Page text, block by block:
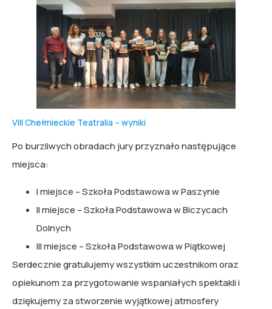
VIII Chełmieckie Teatralia – wyniki
Po burzliwych obradach jury przyznało następujące
miejsca:
I miejsce – Szkoła Podstawowa w Paszynie
II miejsce – Szkoła Podstawowa w Biczycach
Dolnych
III miejsce – Szkoła Podstawowa w Piątkowej
Serdecznie gratulujemy wszystkim uczestnikom oraz
opiekunom za przygotowanie wspaniałych spektakli i
dziękujemy za stworzenie wyjątkowej atmosfery